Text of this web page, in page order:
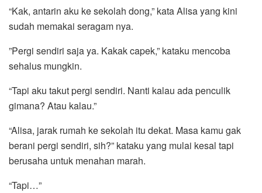
“Kak, antarin aku ke sekolah dong,” kata Alisa yang kini
sudah memakai seragam nya.
”Pergi sendiri saja ya. Kakak capek,” kataku mencoba
sehalus mungkin.
“Tapi aku takut pergi sendiri. Nanti kalau ada penculik
gimana? Atau kalau.”
“Alisa, jarak rumah ke sekolah itu dekat. Masa kamu gak
berani pergi sendiri, sih?” kataku yang mulai kesal tapi
berusaha untuk menahan marah.
“Tapi…”